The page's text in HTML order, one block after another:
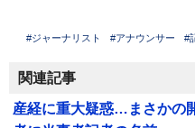
#ジャーナリスト #アナウンサー #
関連記事
産経に重大疑惑…まさかの